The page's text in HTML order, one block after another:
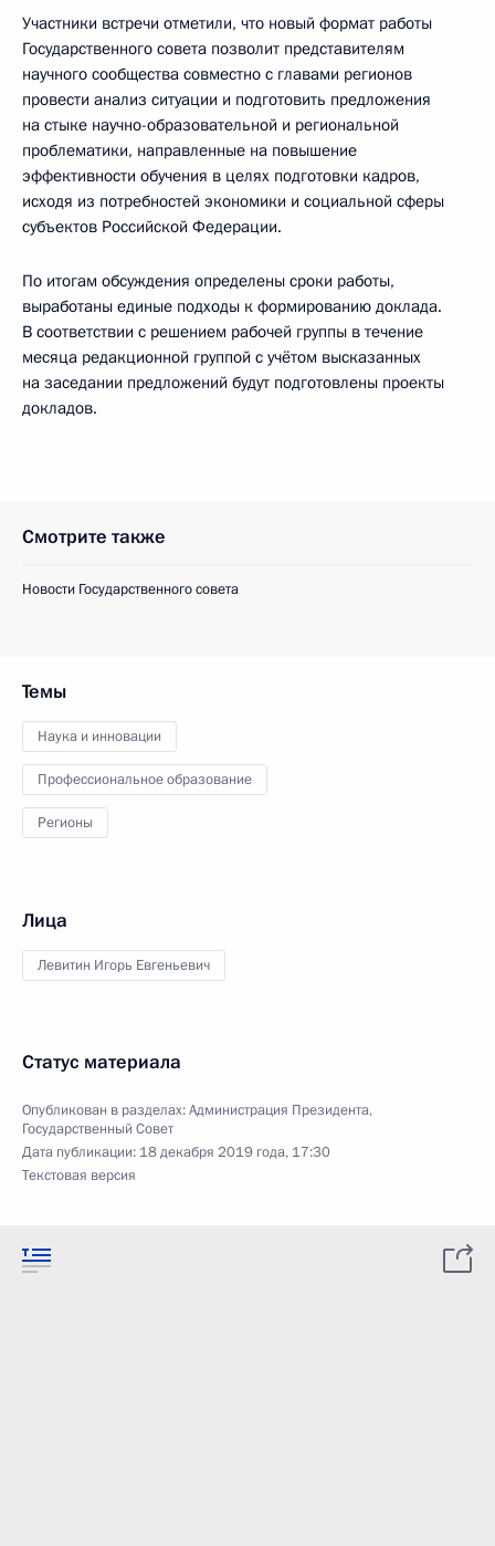
Участники встречи отметили, что новый формат работы
Государственного совета позволит представителям
научного сообщества совместно с главами регионов
провести анализ ситуации и подготовить предложения
на стыке научно-образовательной и региональной
проблематики, направленные на повышение
эффективности обучения в целях подготовки кадров,
исходя из потребностей экономики и социальной сферы
субъектов Российской Федерации.
По итогам обсуждения определены сроки работы,
выработаны единые подходы к формированию доклада.
В соответствии с решением рабочей группы в течение
месяца редакционной группой с учётом высказанных
на заседании предложений будут подготовлены проекты
докладов.
Смотрите также
Новости Государственного совета
Темы
Наука и инновации
Профессиональное образование
Регионы
Лица
Левитин Игорь Евгеньевич
Статус материала
Опубликован в разделах:Администрация Президента,
Государственный Совет
Дата публикации: 18 декабря 2019 года, 17:30
Текстовая версия